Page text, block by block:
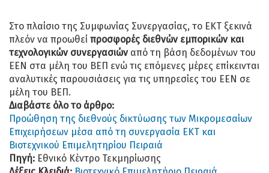
Στο πλαίσιο της Συμφωνίας Συνεργασίας, το ΕΚΤ ξεκινά
πλεόν να προωθεί προσφορές διεθνών εμπορικών και
τεχνολογικών συνεργασιών από τη βάση δεδομένων του
ΕΕΝ στα μέλη του ΒΕΠ ενώ τις επόμενες μέρες επίκεινται
αναλυτικές παρουσιάσεις για τις υπηρεσίες του ΕΕΝ σε
μέλη του ΒΕΠ.
Διαβάστε όλο το άρθρο:
Προώθηση της διεθνούς δικτύωσης των Μικρομεσαίων
Επιχειρήσεων μέσα από τη συνεργασία ΕΚΤ και
Βιοτεχνικού Επιμελητηρίου Πειραιά
Πηγή: Εθνικό Κέντρο Τεκμηρίωσης